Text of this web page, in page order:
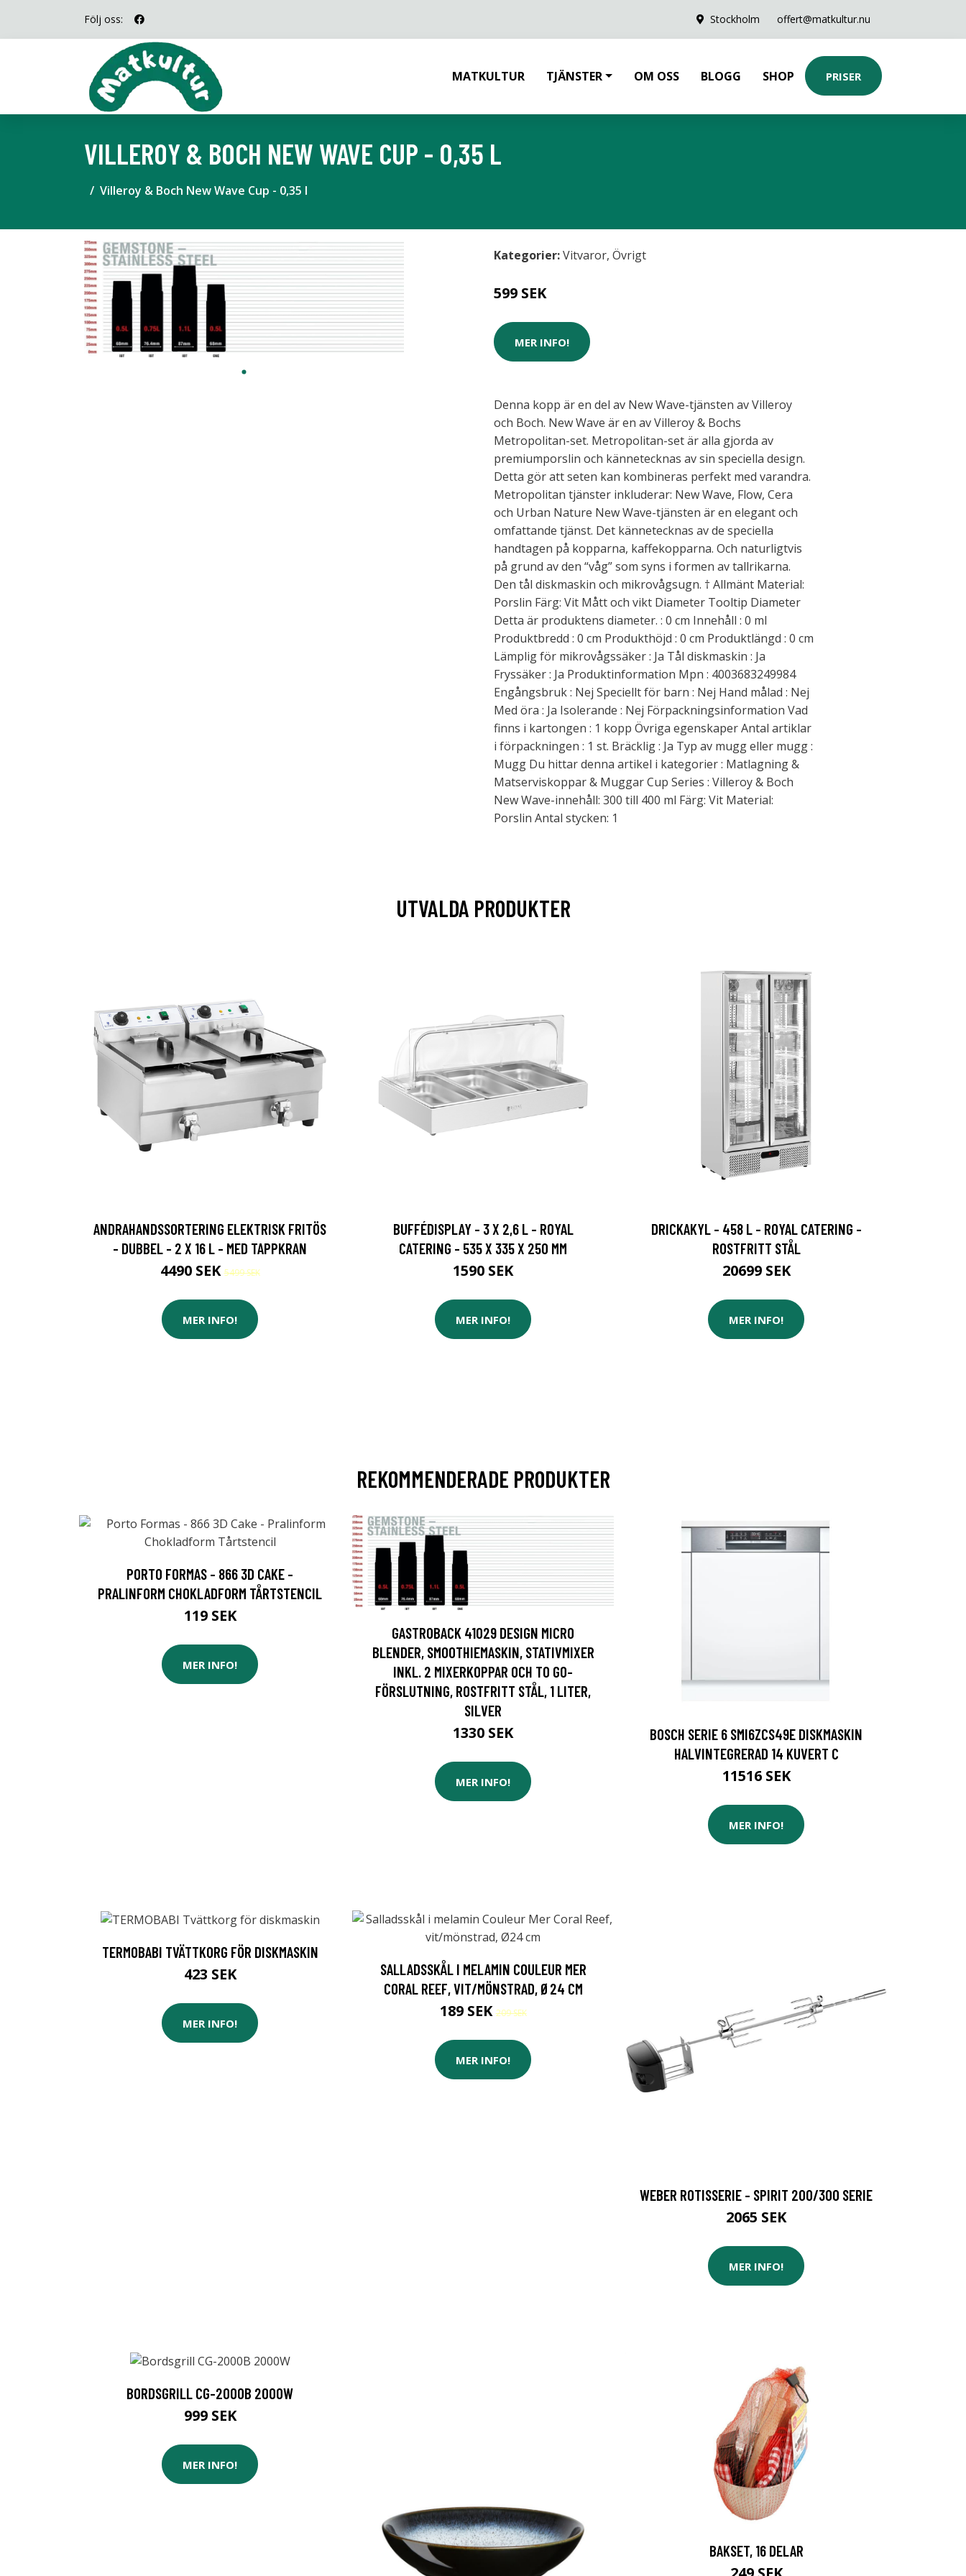
Följ oss: Stockholm offert@matkultur.nu
MATKULTUR TJÄNSTER OM OSS BLOGG SHOP PRISER
VILLEROY & BOCH NEW WAVE CUP - 0,35 L
Villeroy & Boch New Wave Cup - 0,35 l
Kategorier:Vitvaror, Övrigt
599 SEK
MER INFO!
Denna kopp är en del av New Wave-tjänsten av Villeroy
och Boch. New Wave är en av Villeroy & Bochs
Metropolitan-set. Metropolitan-set är alla gjorda av
premiumporslin och kännetecknas av sin speciella design.
Detta gör att seten kan kombineras perfekt med varandra.
Metropolitan tjänster inkluderar: New Wave, Flow, Cera
och Urban Nature New Wave-tjänsten är en elegant och
omfattande tjänst. Det kännetecknas av de speciella
handtagen på kopparna, kaffekopparna. Och naturligtvis
på grund av den “våg” som syns i formen av tallrikarna.
Den tål diskmaskin och mikrovågsugn. † Allmänt Material:
Porslin Färg: Vit Mått och vikt Diameter Tooltip Diameter
Detta är produktens diameter. : 0 cm Innehåll : 0 ml
Produktbredd : 0 cm Produkthöjd : 0 cm Produktlängd : 0 cm
Lämplig för mikrovågssäker : Ja Tål diskmaskin : Ja
Fryssäker : Ja Produktinformation Mpn : 4003683249984
Engångsbruk : Nej Speciellt för barn : Nej Hand målad : Nej
Med öra : Ja Isolerande : Nej Förpackningsinformation Vad
finns i kartongen : 1 kopp Övriga egenskaper Antal artiklar
i förpackningen : 1 st. Bräcklig : Ja Typ av mugg eller mugg :
Mugg Du hittar denna artikel i kategorier : Matlagning &
Matserviskoppar & Muggar Cup Series : Villeroy & Boch
New Wave-innehåll: 300 till 400 ml Färg: Vit Material:
Porslin Antal stycken: 1
UTVALDA PRODUKTER
ANDRAHANDSSORTERING ELEKTRISK FRITÖS
- DUBBEL - 2 X 16 L - MED TAPPKRAN
4490 SEK5499 SEK
MER INFO!
BUFFÉDISPLAY - 3 X 2,6 L - ROYAL
CATERING - 535 X 335 X 250 MM
1590 SEK
MER INFO!
DRICKAKYL - 458 L - ROYAL CATERING -
ROSTFRITT STÅL
20699 SEK
MER INFO!
REKOMMENDERADE PRODUKTER
PORTO FORMAS - 866 3D CAKE -
PRALINFORM CHOKLADFORM TÅRTSTENCIL
119 SEK
MER INFO!
GASTROBACK 41029 DESIGN MICRO
BLENDER, SMOOTHIEMASKIN, STATIVMIXER
INKL. 2 MIXERKOPPAR OCH TO GO-
FÖRSLUTNING, ROSTFRITT STÅL, 1 LITER,
SILVER
1330 SEK
MER INFO!
BOSCH SERIE 6 SMI6ZCS49E DISKMASKIN
HALVINTEGRERAD 14 KUVERT C
11516 SEK
MER INFO!
TERMOBABI TVÄTTKORG FÖR DISKMASKIN
423 SEK
MER INFO!
SALLADSSKÅL I MELAMIN COULEUR MER
CORAL REEF, VIT/MÖNSTRAD, Ø24 CM
189 SEK209 SEK
MER INFO!
WEBER ROTISSERIE - SPIRIT 200/300 SERIE
2065 SEK
MER INFO!
BORDSGRILL CG-2000B 2000W
999 SEK
MER INFO!
BAKSET, 16 DELAR